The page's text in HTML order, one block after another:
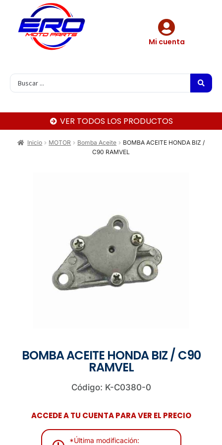
Mi cuenta
VER TODOS LOS PRODUCTOS
Inicio MOTOR Bomba Aceite
BOMBA ACEITE HONDA BIZ /
C90 RAMVEL
BOMBA ACEITE HONDA BIZ / C90
RAMVEL
Código: K-C0380-0
ACCEDE A TU CUENTA PARA VER EL PRECIO
*Última modificación: